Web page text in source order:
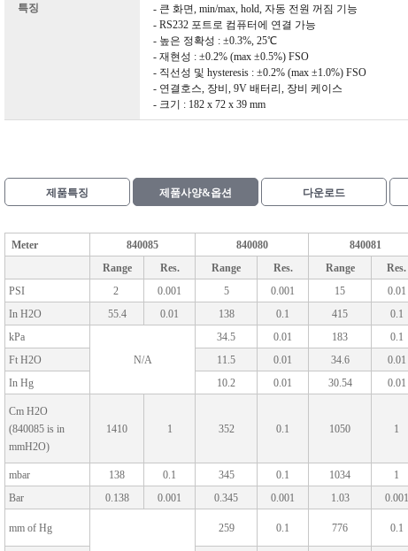
특징
- 큰 화면, min/max, hold, 자동 전원 꺼짐 기능
- RS232 포트로 컴퓨터에 연결 가능
- 높은 정확성 : ±0.3%, 25℃
- 재현성 : ±0.2% (max ±0.5%) FSO
- 직선성 및 hysteresis : ±0.2% (max ±1.0%) FSO
- 연결호스, 장비, 9V 배터리, 장비 케이스
- 크기 : 182 x 72 x 39 mm
제품특징 제품사양&옵션 다운로드
Meter 840085 840080
840081
Range
Res. Range Res. Range
Res.
PSI
2 0.001 5 0.001 15
0.01
In H2O
55.4 0.01 138 0.1 415
0.1
kPa
N/A
34.5 0.01 183
0.1
Ft H2O
11.5 0.01 34.6
0.01
In Hg
10.2 0.01 30.54 0.01
Cm H2O
(840085 is in
mmH2O)
1410 1 352 0.1 1050 1
mbar 138 0.1 345 0.1 1034
1
Bar
0.138 0.001 0.345 0.001 1.03 0.001
mm of Hg 259 0.1 776 0.1